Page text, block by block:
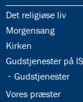
35.1:
Det religiøse liv
35.2:
Morgensang
35.3:
Kirken
35.4:
Gudstjenester på
35.5:
Gudstjenester
35.7:
Vores præster